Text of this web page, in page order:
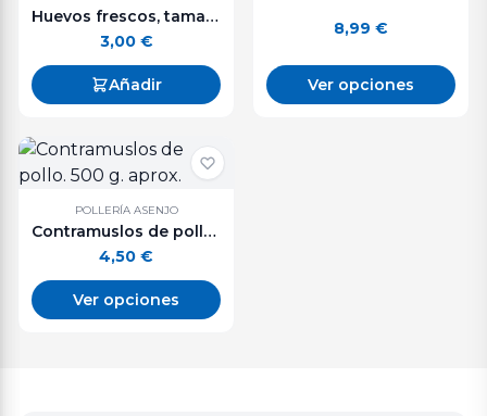
Huevos frescos, tamaño XL (media docena).
3,00 €
Añadir
8,99 €
Ver opciones
POLLERÍA ASENJO
Contramuslos de pollo. 500 g. aprox.
4,50 €
Ver opciones